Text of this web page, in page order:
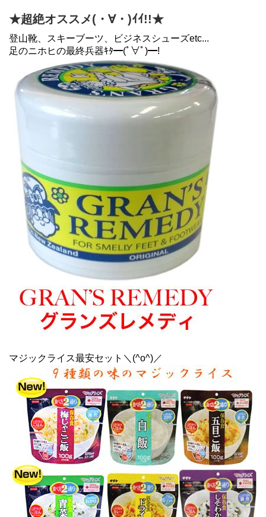
★超絶オススメ(・∀・)ｲｲ!!★
登山靴、スキーブーツ、ビジネスシューズetc...
足のニホヒの最終兵器ｷﾀ━(ﾟ∀ﾟ)━!
マジックライス最安セット＼(^o^)／